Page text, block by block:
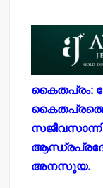
കൈതപ്രം:
അനസൂയ.